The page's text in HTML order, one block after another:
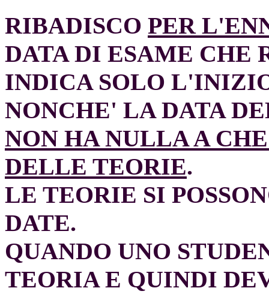
RIBADISCO PER
DATA DI ESAME CHE
INDICA SOLO
NONCHE' LA DATA
NON HA NULLA A
DELLE TEORIE.
LE TEORIE SI
DATE.
QUANDO UNO
TEORIA E QUINDI